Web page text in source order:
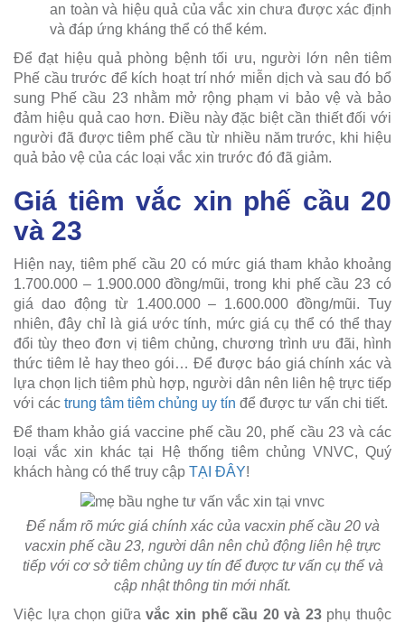
an toàn và hiệu quả của vắc xin chưa được xác định
và đáp ứng kháng thể có thể kém.
Để đạt hiệu quả phòng bệnh tối ưu, người lớn nên tiêm
Phế cầu trước để kích hoạt trí nhớ miễn dịch và sau đó bổ
sung Phế cầu 23 nhằm mở rộng phạm vi bảo vệ và bảo
đảm hiệu quả cao hơn. Điều này đặc biệt cần thiết đối với
người đã được tiêm phế cầu từ nhiều năm trước, khi hiệu
quả bảo vệ của các loại vắc xin trước đó đã giảm.
Giá tiêm vắc xin phế cầu 20
và 23
Hiện nay, tiêm phế cầu 20 có mức giá tham khảo khoảng
1.700.000 – 1.900.000 đồng/mũi, trong khi phế cầu 23 có
giá dao động từ 1.400.000 – 1.600.000 đồng/mũi. Tuy
nhiên, đây chỉ là giá ước tính, mức giá cụ thể có thể thay
đổi tùy theo đơn vị tiêm chủng, chương trình ưu đãi, hình
thức tiêm lẻ hay theo gói… Để được báo giá chính xác và
lựa chọn lịch tiêm phù hợp, người dân nên liên hệ trực tiếp
với các trung tâm tiêm chủng uy tín để được tư vấn chi tiết.
Để tham khảo giá vaccine phế cầu 20, phế cầu 23 và các
loại vắc xin khác tại Hệ thống tiêm chủng VNVC, Quý
khách hàng có thể truy cập TẠI ĐÂY!
Để nắm rõ mức giá chính xác của vacxin phế cầu 20 và
vacxin phế cầu 23, người dân nên chủ động liên hệ trực
tiếp với cơ sở tiêm chủng uy tín để được tư vấn cụ thể và
cập nhật thông tin mới nhất.
Việc lựa chọn giữavắc xin phế cầu 20 và 23phụ thuộc